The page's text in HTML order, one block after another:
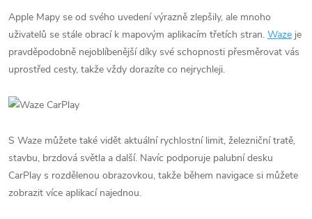
Apple Mapy se od svého uvedení výrazně zlepšily, ale mnoho
uživatelů se stále obrací k mapovým aplikacím třetích stran. Waze je
pravděpodobně nejoblíbenější díky své schopnosti přesměrovat vás
uprostřed cesty, takže vždy dorazíte co nejrychleji.
S Waze můžete také vidět aktuální rychlostní limit, železniční tratě,
stavbu, brzdová světla a další. Navíc podporuje palubní desku
CarPlay s rozdělenou obrazovkou, takže během navigace si můžete
zobrazit více aplikací najednou.